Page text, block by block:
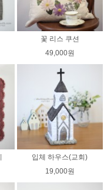
꽃 리스 쿠션
49,000원
입체 하우스(교회)
19,000원